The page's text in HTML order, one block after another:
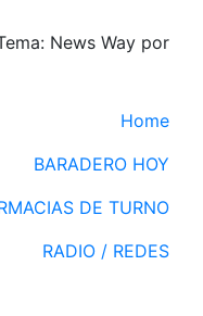
News Way por
Home
BARADERO HOY
DE TURNO
RADIO / REDES